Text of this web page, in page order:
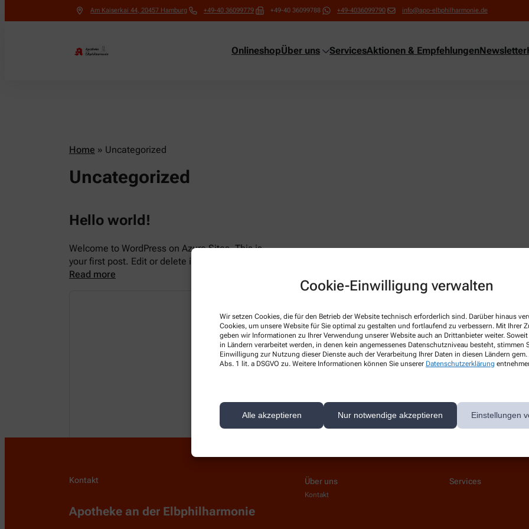
Cookie-Einwilligung verwalten
Wir setzen Cookies, die für den Betrieb der Website technisch erforderlich sind. Darüber hinaus
Cookies, um unsere Website für Sie optimal zu gestalten und fortlaufend zu verbessern. Mit Ihrer
geben wir Informationen zu Ihrer Verwendung unserer Website auch an Drittanbieter weiter. Soweit
in Ländern verarbeitet werden, in denen kein angemessenes Datenschutzniveau besteht, stimmen
Einwilligung zur Nutzung dieser Dienste auch der Verarbeitung Ihrer Daten in diesen Ländern
Abs. 1 lit. a DSGVO zu. Weitere Informationen können Sie unserer Datenschutzerklärung
Alle akzeptieren Nur notwendige akzeptieren Einstellungen
Am Kaiserkai 44, 20457 Hamburg +49-40 36099779 +49-40 36099788 +49-4036099790 info@apo-elbphilharmonie.de
OnlineshopÜber uns ServicesAktionen & EmpfehlungenNewsletter
Home » Uncategorized
Uncategorized
Hello world!
Welcome to WordPress on Azure Sites. This is
your first post. Edit or delete it, then start writing!
Read more
Hello world!
Welcome to WordPress on
start writing!
Kontakt
Apotheke an der Elbphilharmonie
Über uns
Kontakt
Services